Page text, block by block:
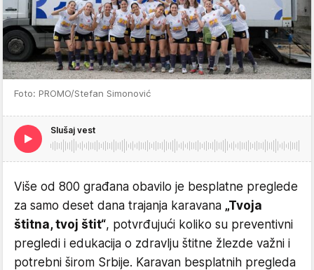
Foto: PROMO/Stefan Simonović
Slušaj vest
Više od 800 građana obavilo je besplatne preglede
za samo deset dana trajanja karavana „Tvoja
štitna, tvoj štit“, potvrđujući koliko su preventivni
pregledi i edukacija o zdravlju štitne žlezde važni i
potrebni širom Srbije. Karavan besplatnih pregleda